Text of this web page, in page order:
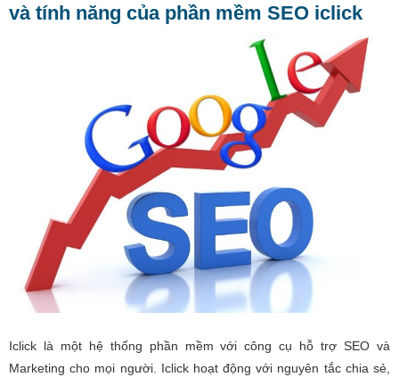
và tính năng của phần mềm SEO iclick
Iclick là một hệ thống phần mềm với công cụ hỗ trợ SEO và
Marketing cho mọi người. Iclick hoạt động với nguyên tắc chia sẻ,